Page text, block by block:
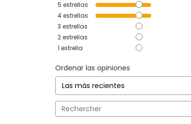
5 estrellas
4estrellas
3 estrellas
2estrellas
1 estrella
Ordenar las opiniones